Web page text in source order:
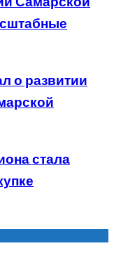
о развитии
стала